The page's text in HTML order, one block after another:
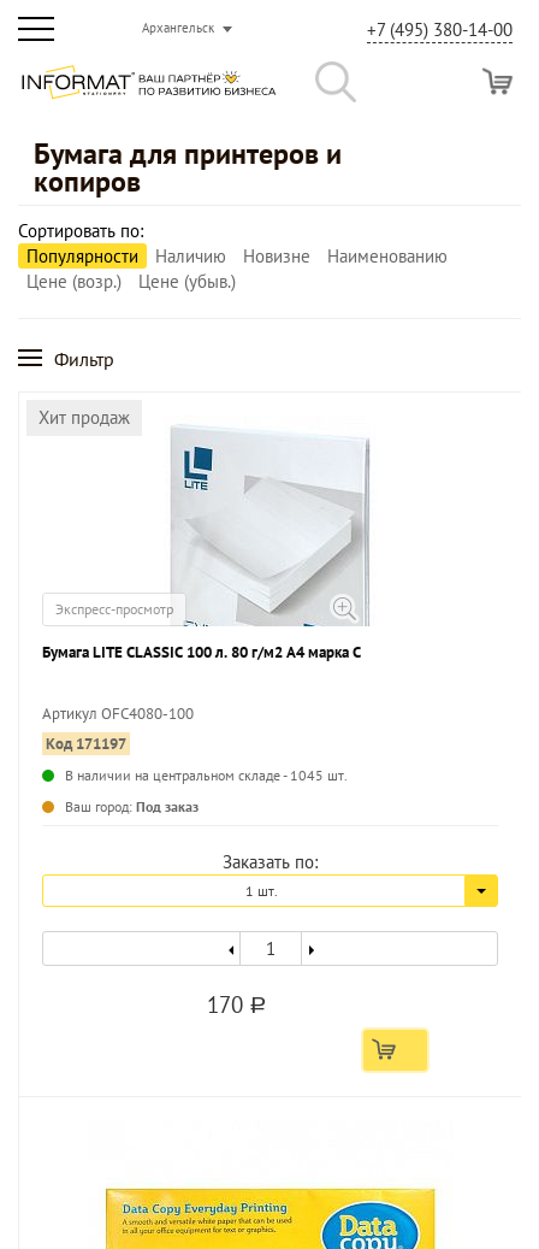
Архангельск +7 (495) 380-14-00
Бумага для принтеров и
копиров
Сортировать по:
Популярности
Наличию Новизне
Наименованию
Цене (возр.)
Цене (убыв.)
Фильтр
Хит продаж
Экспресс-просмотр
Бумага LITE CLASSIC 100 л. 80 г/м2 А4 марка С
Артикул OFC4080-100
Код 171197
В наличии на центральном складе - 1045 шт.
Ваш город: Под заказ
Заказать по:
1 шт.
170 a